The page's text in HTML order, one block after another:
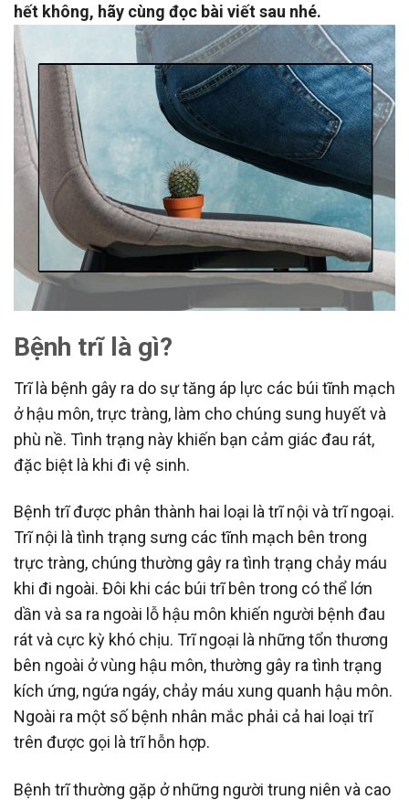
hết không, hãy cùng đọc bài viết sau nhé.
Bệnh trĩ là gì?
Trĩ là bệnh gây ra do sự tăng áp lực các búi tĩnh mạch
ở hậu môn, trực tràng, làm cho chúng sung huyết và
phù nề. Tình trạng này khiến bạn cảm giác đau rát,
đặc biệt là khi đi vệ sinh.
Bệnh trĩ được phân thành hai loại là trĩ nội và trĩ ngoại.
Trĩ nội là tình trạng sưng các tĩnh mạch bên trong
trực tràng, chúng thường gây ra tình trạng chảy máu
khi đi ngoài. Đôi khi các búi trĩ bên trong có thể lớn
dần và sa ra ngoài lỗ hậu môn khiến người bệnh đau
rát và cực kỳ khó chịu. Trĩ ngoại là những tổn thương
bên ngoài ở vùng hậu môn, thường gây ra tình trạng
kích ứng, ngứa ngáy, chảy máu xung quanh hậu môn.
Ngoài ra một số bệnh nhân mắc phải cả hai loại trĩ
trên được gọi là trĩ hỗn hợp.
Bệnh trĩ thường gặp ở những người trung niên và cao